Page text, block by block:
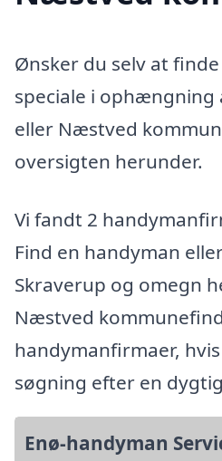
Ønsker du selv at
speciale i ophængning
eller Næstved
oversigten herunder.
Vi fandt 2
Find en handyman
Skraverup og omegn
Næstved
handymanfirmaer,
søgning efter en
Enø-handyman